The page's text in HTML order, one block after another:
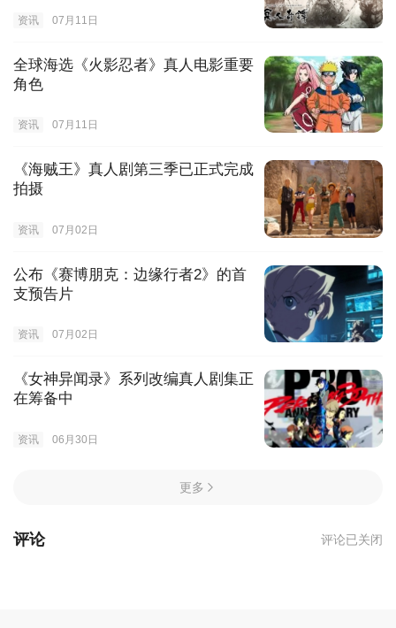
资讯 07月11日
全球海选《火影忍者》真人电影重要
角色
资讯 07月11日
《海贼王》真人剧第三季已正式完成
拍摄
资讯 07月02日
公布《赛博朋克：边缘行者2》的首
支预告片
资讯 07月02日
《女神异闻录》系列改编真人剧集正
在筹备中
资讯 06月30日
更多
评论 评论已关闭